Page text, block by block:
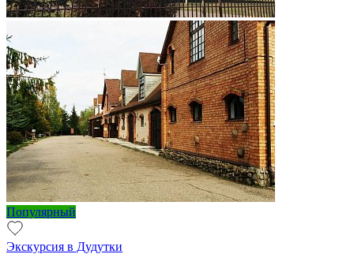
Популярный
Экскурсия в Дудутки